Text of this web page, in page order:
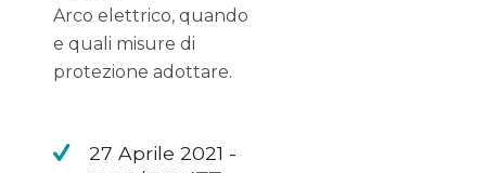
Arco elettrico, quando
e quali misure di
protezione adottare.
27 Aprile 2021 -